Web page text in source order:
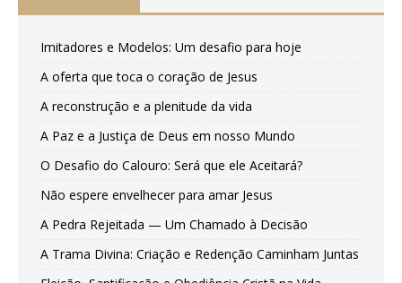
Imitadores e Modelos: Um desafio para hoje
A oferta que toca o coração de Jesus
A reconstrução e a plenitude da vida
A Paz e a Justiça de Deus em nosso Mundo
O Desafio do Calouro: Será que ele Aceitará?
Não espere envelhecer para amar Jesus
A Pedra Rejeitada — Um Chamado à Decisão
A Trama Divina: Criação e Redenção Caminham Juntas